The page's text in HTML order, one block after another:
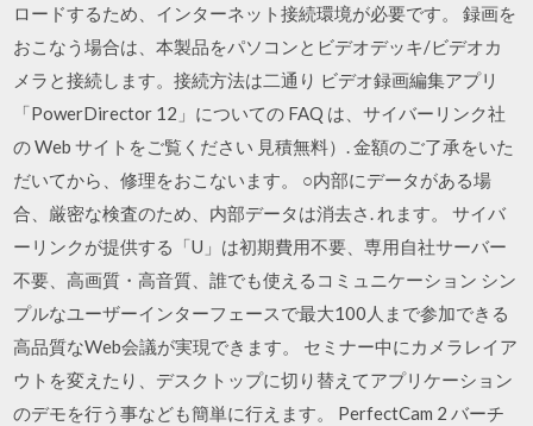
ロードするため、インターネット接続環境が必要です。 録画を
おこなう場合は、本製品をパソコンとビデオデッキ/ビデオカ
メラと接続します。接続方法は二通り ビデオ録画編集アプリ
「PowerDirector 12」についての FAQ は、サイバーリンク社
の Web サイトをご覧ください 見積無料）. 金額のご了承をいた
だいてから、修理をおこないます。 ○内部にデータがある場
合、厳密な検査のため、内部データは消去さ. れます。 サイバ
ーリンクが提供する「U」は初期費用不要、専用自社サーバー
不要、高画質・高音質、誰でも使えるコミュニケーション シン
プルなユーザーインターフェースで最大100人まで参加できる
高品質なWeb会議が実現できます。 セミナー中にカメラレイア
ウトを変えたり、デスクトップに切り替えてアプリケーション
のデモを行う事なども簡単に行えます。 PerfectCam 2 バーチ